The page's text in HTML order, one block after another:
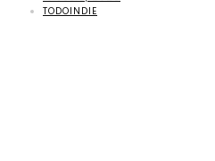
TODOINDIE